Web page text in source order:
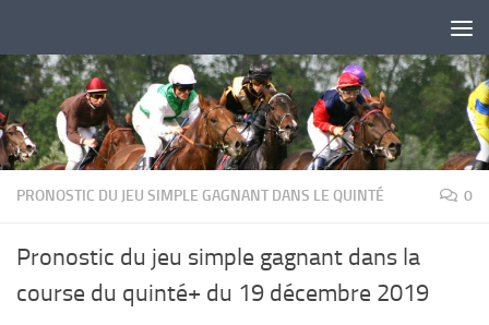
PRONOSTIC DU JEU SIMPLE GAGNANT DANS LE QUINTÉ 0
Pronostic du jeu simple gagnant dans la
course du quinté+ du 19 décembre 2019